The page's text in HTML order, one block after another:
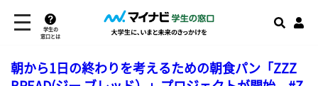
学生の
窓口とは
朝から1日の終わりを考えるための朝食パン「ZZZ